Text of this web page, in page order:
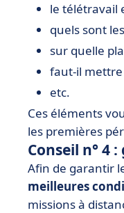
le télétravail
quels sont
sur quelle
faut-il mettre
etc.
Ces éléments
les premières
Conseil n° 4
Afin de garantir
meilleures
missions à